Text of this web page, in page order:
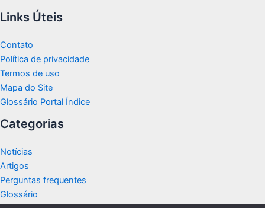
Links Úteis
Contato
Política de privacidade
Termos de uso
Mapa do Site
Glossário Portal Índice
Categorias
Notícias
Artigos
Perguntas frequentes
Glossário